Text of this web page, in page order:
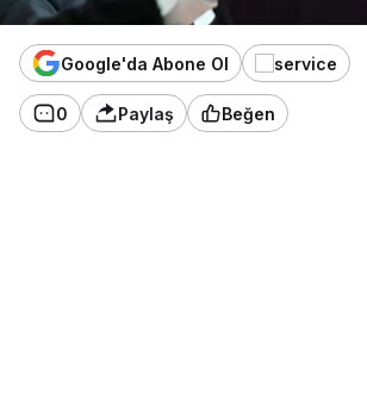
Google'da Abone Ol
0 Paylaş Beğen